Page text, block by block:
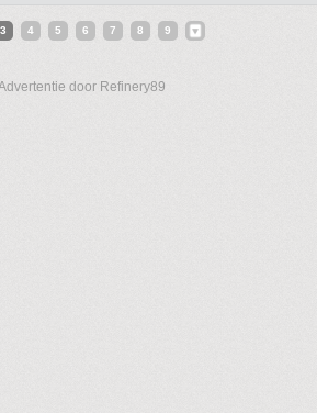
3 4 5 6 7 8 9
door Refinery89